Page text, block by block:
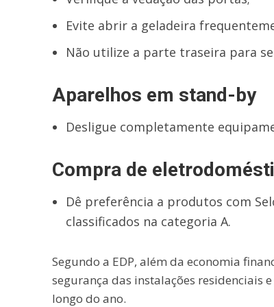
Evite abrir a geladeira
Não utilize a parte traseira para
Aparelhos em stand-by
Desligue completamente
Compra de
Dê preferência a produtos com
classificados na categoria A.
Segundo a EDP, além da economia
segurança das instalações residenciais
longo do ano.